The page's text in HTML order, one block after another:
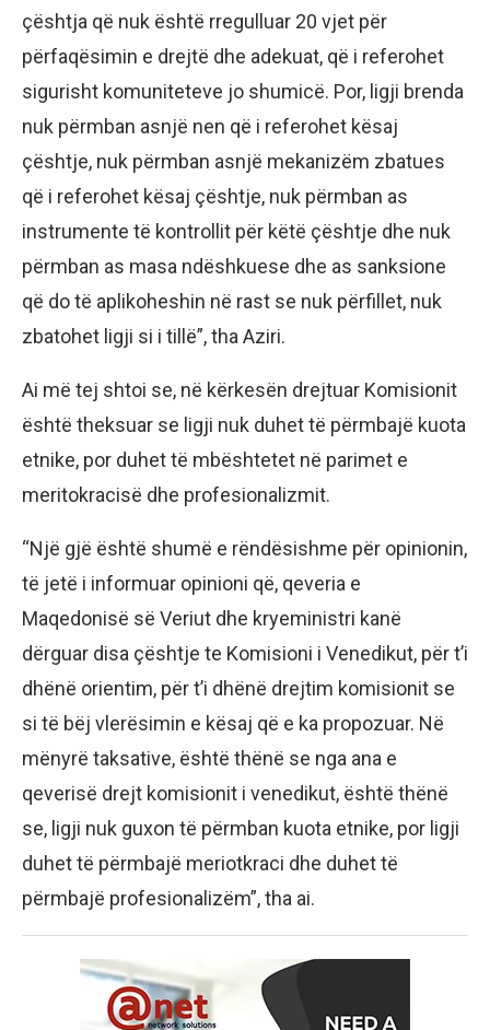
çështja që nuk është rregulluar 20 vjet për
përfaqësimin e drejtë dhe adekuat, që i referohet
sigurisht komuniteteve jo shumicë. Por, ligji brenda
nuk përmban asnjë nen që i referohet kësaj
çështje, nuk përmban asnjë mekanizëm zbatues
që i referohet kësaj çështje, nuk përmban as
instrumente të kontrollit për këtë çështje dhe nuk
përmban as masa ndëshkuese dhe as sanksione
që do të aplikoheshin në rast se nuk përfillet, nuk
zbatohet ligji si i tillë”, tha Aziri.
Ai më tej shtoi se, në kërkesën drejtuar Komisionit
është theksuar se ligji nuk duhet të përmbajë kuota
etnike, por duhet të mbështetet në parimet e
meritokracisë dhe profesionalizmit.
“Një gjë është shumë e rëndësishme për opinionin,
të jetë i informuar opinioni që, qeveria e
Maqedonisë së Veriut dhe kryeministri kanë
dërguar disa çështje te Komisioni i Venedikut, për t’i
dhënë orientim, për t’i dhënë drejtim komisionit se
si të bëj vlerësimin e kësaj që e ka propozuar. Në
mënyrë taksative, është thënë se nga ana e
qeverisë drejt komisionit i venedikut, është thënë
se, ligji nuk guxon të përmban kuota etnike, por ligji
duhet të përmbajë meriotkraci dhe duhet të
përmbajë profesionalizëm”, tha ai.